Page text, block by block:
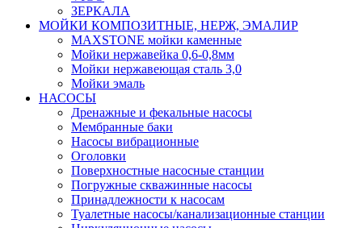
ЗЕРКАЛА
МОЙКИ КОМПОЗИТНЫЕ, НЕРЖ, ЭМАЛИР
MAXSTONE мойки каменные
Мойки нержавейка 0,6-0,8мм
Мойки нержавеющая сталь 3,0
Мойки эмаль
НАСОСЫ
Дренажные и фекальные насосы
Мембранные баки
Насосы вибрационные
Оголовки
Поверхностные насосные станции
Погружные скважинные насосы
Принадлежности к насосам
Туалетные насосы/канализационные станции